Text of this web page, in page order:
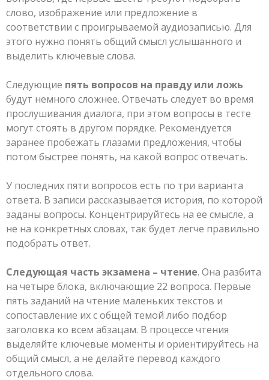
слово, изображение или предложение в
соответствии с проигрываемой аудиозаписью. Для
этого нужно понять общий смысл услышанного и
выделить ключевые слова.
Следующие пять вопросов на правду или ложь
будут немного сложнее. Отвечать следует во время
прослушивания диалога, при этом вопросы в тесте
могут стоять в другом порядке. Рекомендуется
заранее пробежать глазами предложения, чтобы
потом быстрее понять, на какой вопрос отвечать.
У последних пяти вопросов есть по три варианта
ответа. В записи рассказывается история, по которой
заданы вопросы. Концентрируйтесь на ее смысле, а
не на конкретных словах, так будет легче правильно
подобрать ответ.
Следующая часть экзамена – чтение. Она разбита
на четыре блока, включающие 22 вопроса. Первые
пять заданий на чтение маленьких текстов и
сопоставление их с общей темой либо подбор
заголовка ко всем абзацам. В процессе чтения
выделяйте ключевые моменты и ориентируйтесь на
общий смысл, а не делайте перевод каждого
отдельного слова.